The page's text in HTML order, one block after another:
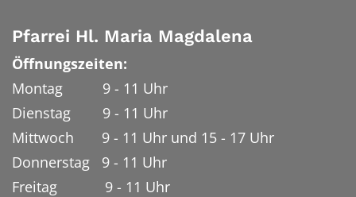
Pfarrei Hl. Maria Magdalena
Öffnungszeiten:
Montag 9 - 11 Uhr
Dienstag 9 - 11 Uhr
Mittwoch 9 - 11 Uhr und 15 - 17 Uhr
Donnerstag 9 - 11 Uhr
Freitag 9 - 11 Uhr